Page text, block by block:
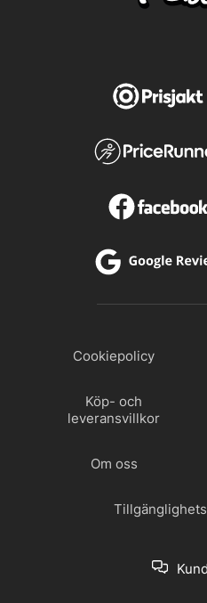
Cookiepolicy
Köp- och
leveransvillkor
Om oss